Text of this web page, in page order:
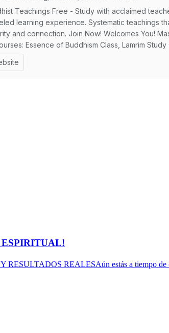
RESULTADOS REALESAún estás a tiempo